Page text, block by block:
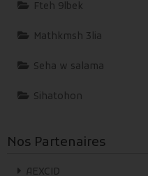
Fteh 9lbek
Mathkmsh 3lia
Seha w salama
Sihatohon
Nos Partenaires
AEXCID